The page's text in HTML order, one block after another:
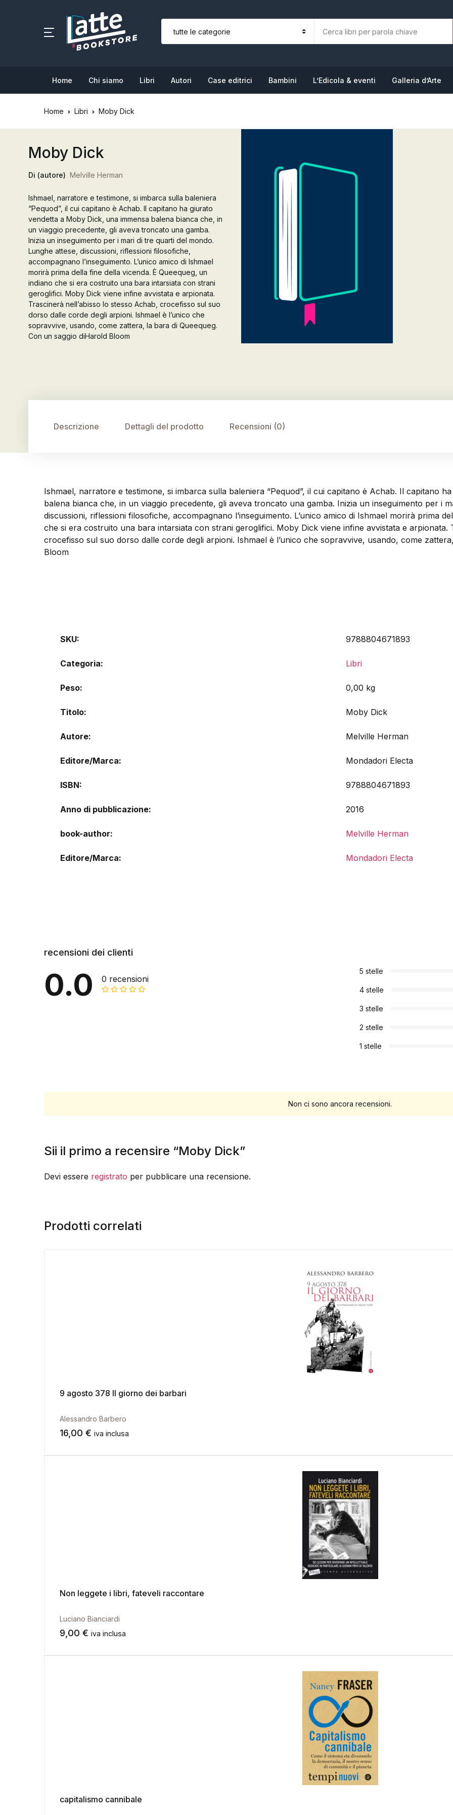
Home Chi siamo Libri Autori Case editrici Bambini L’Edicola & eventi Galleria d’Arte
SHOP BY CATEGORY
Bambini
L’Edicola & eventi
Galleria d’Arte
Contattaci
La tua
Home Libri Moby Dick
Moby Dick
Di (autore) Melville Herman
Ishmael, narratore e testimone, si imbarca sulla baleniera
“Pequod”, il cui capitano è Achab. Il capitano ha giurato
vendetta a Moby Dick, una immensa balena bianca che, in
un viaggio precedente, gli aveva troncato una gamba.
Inizia un inseguimento per i mari di tre quarti del mondo.
Lunghe attese, discussioni, riflessioni filosofiche,
accompagnano l’inseguimento. L’unico amico di Ishmael
morirà prima della fine della vicenda. È Queequeg, un
indiano che si era costruito una bara intarsiata con strani
geroglifici. Moby Dick viene infine avvistata e arpionata.
Trascinerà nell’abisso lo stesso Achab, crocefisso sul suo
dorso dalle corde degli arpioni. Ishmael è l’unico che
sopravvive, usando, come zattera, la bara di Queequeg.
Con un saggio diHarold Bloom
Descrizione Dettagli del prodotto Recensioni (0)
Ishmael, narratore e testimone, si imbarca sulla baleniera “Pequod”, il cui capitano è Achab. Il capitano
balena bianca che, in un viaggio precedente, gli aveva troncato una gamba. Inizia un inseguimento per i
discussioni, riflessioni filosofiche, accompagnano l’inseguimento. L’unico amico di Ishmael morirà prima
che si era costruito una bara intarsiata con strani geroglifici. Moby Dick viene infine avvistata e arpionata.
crocefisso sul suo dorso dalle corde degli arpioni. Ishmael è l’unico che sopravvive, usando, come
Bloom
SKU: 9788804671893
Categoria: Libri
Peso 0,00 kg
Titolo Moby Dick
Autore Melville Herman
Editore/Marca Mondadori Electa
ISBN 9788804671893
Anno di pubblicazione 2016
book-author Melville Herman
Editore/Marca Mondadori Electa
recensioni dei clienti
0.0 0 recensioni
5 stelle
4 stelle
3 stelle
2 stelle
1 stelle
Non ci sono ancora recensioni.
Sii il primo a recensire “Moby Dick”
Devi essere registrato per pubblicare una recensione.
Prodotti correlati
9 agosto 378 Il giorno dei barbari
Alessandro Barbero
16,00 € iva inclusa
Non leggete i libri, fateveli raccontare
Luciano Bianciardi
9,00 € iva inclusa
capitalismo cannibale